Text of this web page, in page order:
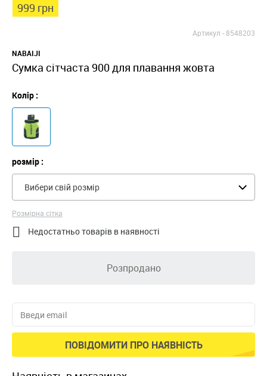
999 грн
Артикул -8548203
NABAIJI
Сумка сітчаста 900 для плавання жовта
Колір :
розмір :
Вибери свій розмір
Розмірна сітка
 Недостатньо товарів в наявності
Розпродано
ПОВІДОМИТИ ПРО НАЯВНІСТЬ